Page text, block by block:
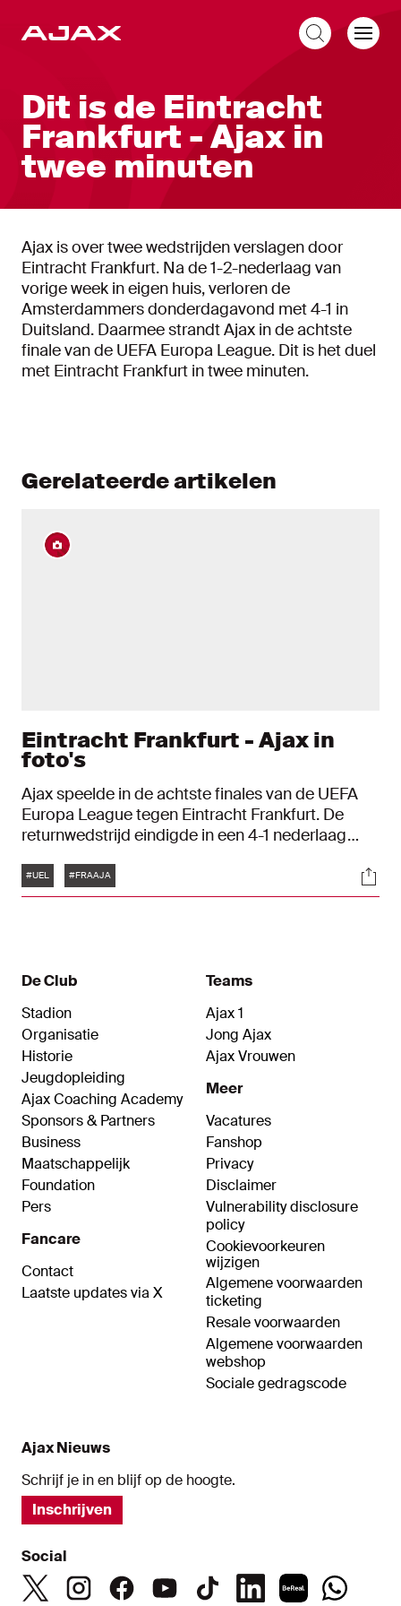
Dit is de Eintracht
Frankfurt - Ajax in
twee minuten
Ajax is over twee wedstrijden verslagen door
Eintracht Frankfurt. Na de 1-2-nederlaag van
vorige week in eigen huis, verloren de
Amsterdammers donderdagavond met 4-1 in
Duitsland. Daarmee strandt Ajax in de achtste
finale van de UEFA Europa League. Dit is het duel
met Eintracht Frankfurt in twee minuten.
Gerelateerde artikelen
Eintracht Frankfurt - Ajax in
foto's
Ajax speelde in de achtste finales van de UEFA
Europa League tegen Eintracht Frankfurt. De
returnwedstrijd eindigde in een 4-1 nederlaag
over twee wedstrijden betekent uitschakeling in
Europa. In dit artikel vind je de belangrijkste foto's
Tags
#UEL #FRAAJA
De Club
Stadion
Organisatie
Historie
Jeugdopleiding
Ajax Coaching Academy
Sponsors & Partners
Business
Maatschappelijk
Foundation
Pers
Fancare
Contact
Laatste updates via X
Teams
Ajax 1
Jong Ajax
Ajax Vrouwen
Meer
Vacatures
Fanshop
Privacy
Disclaimer
Vulnerability disclosure
policy
Cookievoorkeuren
wijzigen
Algemene voorwaarden
ticketing
Resale voorwaarden
Algemene voorwaarden
webshop
Sociale gedragscode
Ajax Nieuws
Schrijf je in en blijf op de hoogte.
Inschrijven
Social